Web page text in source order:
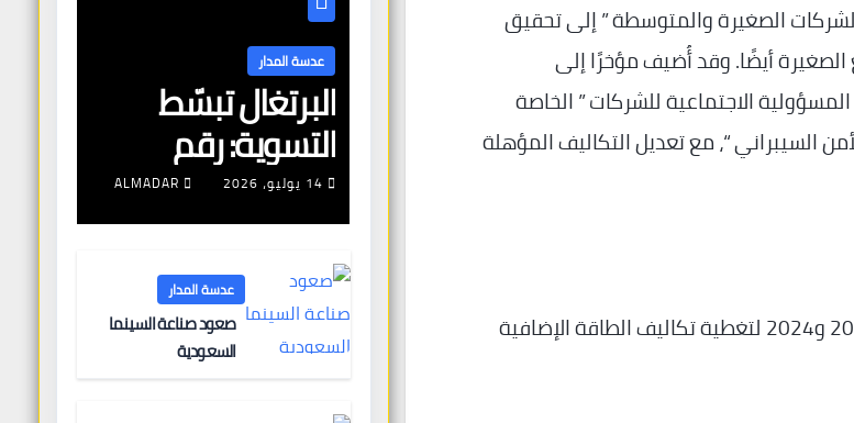
الصغيرة والمتوسطة ” إلى تحقيق
أيضًا. وقد أُضيف مؤخرًا إلى
الاجتماعية للشركات ” الخاصة
السيبراني “، مع تعديل التكاليف المؤهلة
يعد مخطط مساعدة الطاقة أداة أزمة يتم تنفيذها بين عامي 2022 و2024 لتغطية تكاليف الطاقة الإضافية
عدسة المدار
البرتغال تبسّط
التسوية: رقم
الضمان الاجتماعي
تلقائياً عبر «AIMA»
وبوابة جديدة
لتجديد الإقامات
14 يوليو، 2026 ALMADAR
عدسة المدار
صعود صناعة السينما
السعودية